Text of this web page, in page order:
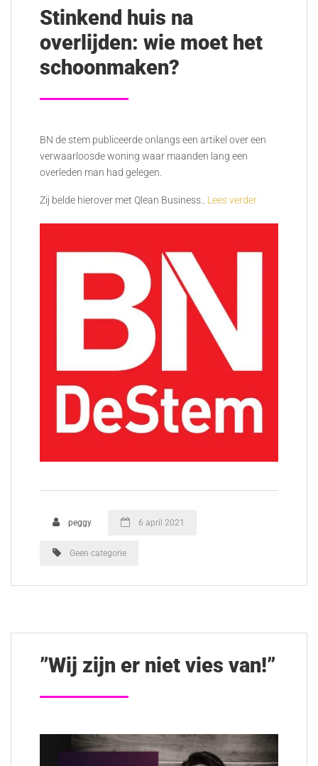
Stinkend huis na
overlijden: wie moet het
schoonmaken?
BN de stem publiceerde onlangs een artikel over een
verwaarloosde woning waar maanden lang een
overleden man had gelegen.
Zij belde hierover met Qlean Business.. Lees verder
peggy 6 april 2021
Geen categorie
”Wij zijn er niet vies van!”